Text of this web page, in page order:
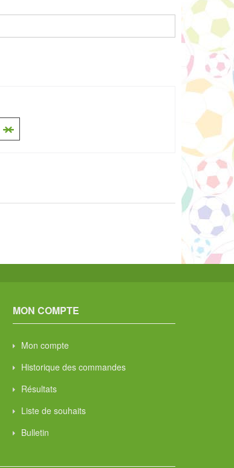
MON COMPTE
Mon compte
Historique des commandes
Résultats
Liste de souhaits
Bulletin